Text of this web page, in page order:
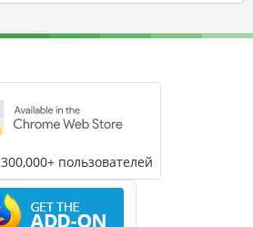
300,000+ пользователей